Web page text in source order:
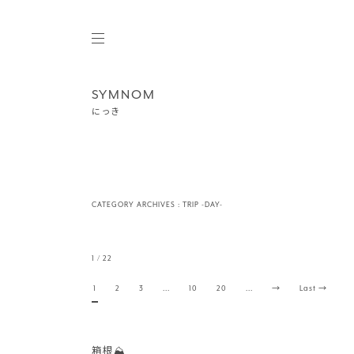
SYMNOM
にっき
CATEGORY ARCHIVES : TRIP -DAY-
1 / 22
1 2 3 ... 10 20 ... → Last →
箱根⛰️